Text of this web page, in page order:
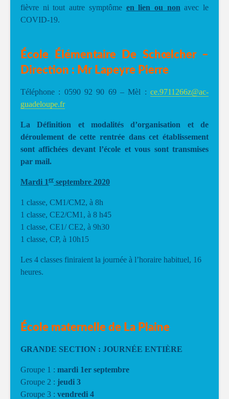
fièvre ni tout autre symptôme en lien ou non avec le
COVID-19.
École Élémentaire De Schœlcher –
Direction : Mr Lapeyre Pierre
Téléphone : 0590 92 90 69 – Mèl : ce.9711266z@ac-
guadeloupe.fr
La Définition et modalités d’organisation et de
déroulement de cette rentrée dans cet établissement
sont affichées devant l’école et vous sont transmises
par mail.
Mardi 1er septembre 2020
1 classe, CM1/CM2, à 8h
1 classe, CE2/CM1, à 8 h45
1 classe, CE1/ CE2, à 9h30
1 classe, CP, à 10h15
Les 4 classes finiraient la journée à l’horaire habituel, 16
heures.
École maternelle de La Plaine
GRANDE SECTION : JOURNÉE ENTIÈRE
Groupe 1 : mardi 1er septembre
Groupe 2 : jeudi 3
Groupe 3 : vendredi 4